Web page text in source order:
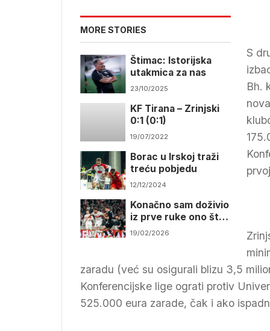
MORE STORIES
Štimac: Istorijska
utakmica za nas
23/10/2025
KF Tirana – Zrinjski
0:1 (0:1)
19/07/2022
Borac u Irskoj traži
treću pobjedu
12/12/2024
Konačno sam doživio
iz prve ruke ono što
sam kao dijete
19/02/2026
S
Bh.
zaradu (već su osigurali blizu 3,5
Konferencijske lige ograti protiv
525.000 eura zarade, čak i ako